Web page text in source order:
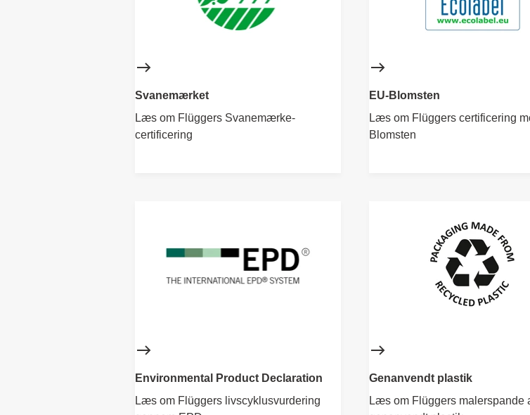
Svanemærket
Læs om Flüggers Svanemærke-
certificering
EU-Blomsten
Læs om Flüggers certificering
Blomsten
Environmental Product Declaration
Læs om Flüggers livscyklusvurdering
Genanvendt plastik
Læs om Flüggers malerspande